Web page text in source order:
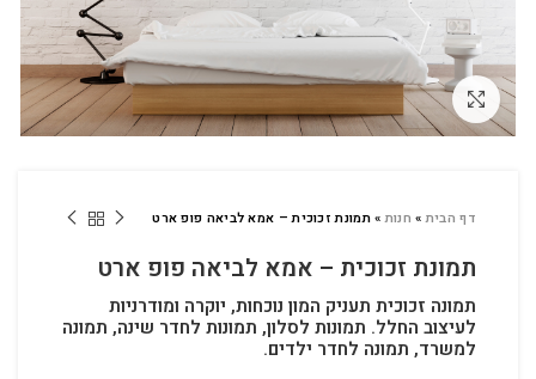
לחץ להגדלה
דף הבית» חנות»תמונת זכוכית – אמא לביאה פופ ארט
תמונת זכוכית – אמא לביאה פופ ארט
תמונה זכוכית תעניק המון נוכחות, יוקרה ומודרניות
לעיצוב החלל. תמונות לסלון, תמונות לחדר שינה, תמונה
למשרד, תמונה לחדר ילדים.